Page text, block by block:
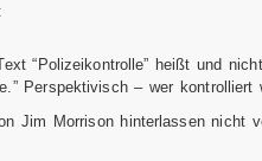
“Polizeikontrolle” heißt und
Perspektivisch – wer kontrolliert
Jim Morrison hinterlassen nicht